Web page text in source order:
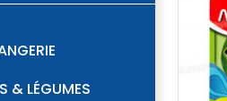
& LÉGUMES